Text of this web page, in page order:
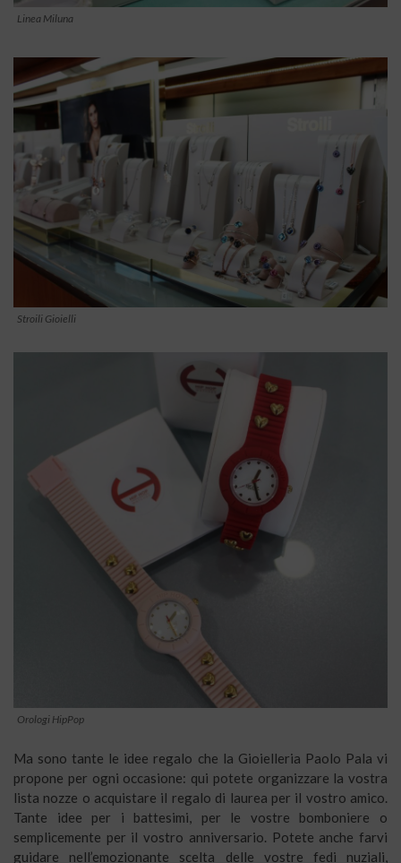
Linea Miluna
Stroili Gioielli
Orologi HipPop
Ma sono tante le idee regalo che la Gioielleria Paolo Pala vi
propone per ogni occasione: qui potete organizzare la vostra
lista nozze o acquistare il regalo di laurea per il vostro amico.
Tante idee per i battesimi, per le vostre bomboniere o
semplicemente per il vostro anniversario. Potete anche farvi
guidare nell’emozionante scelta delle vostre fedi nuziali,